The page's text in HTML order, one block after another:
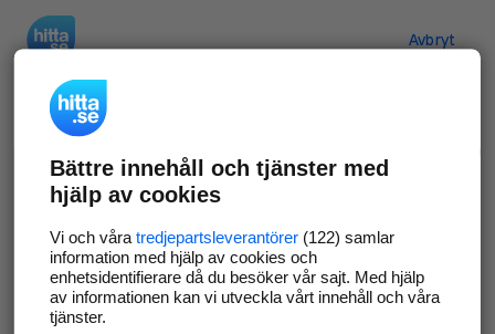
Avbryt
Verifiera ditt företag
Gör som 69 551företag
företagssida på hitta.se och syns bättre mot
kunder i ditt närområde. Helt kostnadsfritt.
Uppdatera din företagsinformation
Bättre innehåll och tjänster med
hjälp av cookies
Vi och våra tredjepartsleverantörer(122) samlar
information med hjälp av cookies och
enhetsidentifierare då du besöker vår sajt. Med hjälp
av informationen kan vi utveckla vårt innehåll och våra
tjänster.